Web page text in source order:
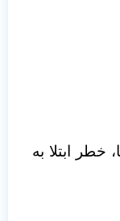
خطر ابتلا به